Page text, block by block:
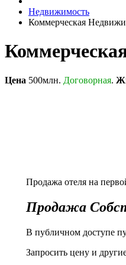
Недвижимость
Коммерческая
Цена 500млн. Договорная.
Продажа отеля на
Продажа
В публичном доступе
Запросить цену и